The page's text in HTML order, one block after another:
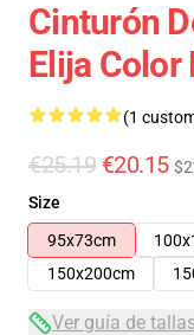
Cinturón
Elija Color
(1
€25.19 €20.15
Size
95x73cm
150x200cm
Ver guía de